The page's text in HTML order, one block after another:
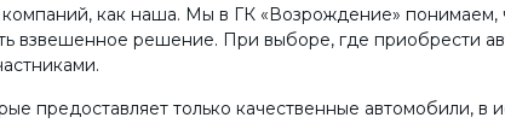
как наша. Мы в ГК «Возрождение» понимаем,
взвешенное решение. При выборе, где приобрести
предоставляет только качественные автомобили, в